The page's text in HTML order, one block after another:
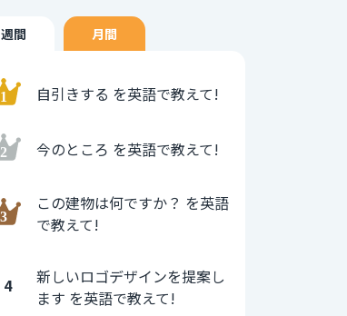
週間 月間
自引きする を英語で教えて!
今のところ を英語で教えて!
この建物は何ですか？ を英語
で教えて!
4
新しいロゴデザインを提案し
ます を英語で教えて!